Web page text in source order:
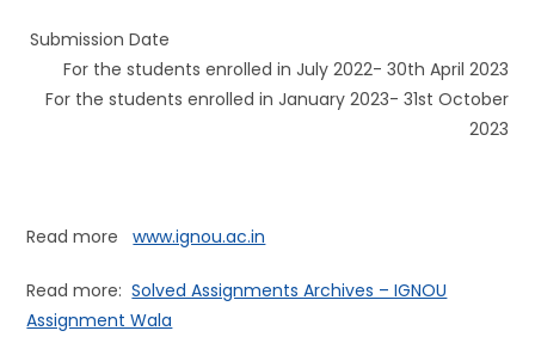
Submission Date
For the students enrolled in July 2022- 30th April 2023
For the students enrolled in January 2023- 31st October
2023
Read morewww.ignou.ac.in
Read more:Solved Assignments Archives – IGNOU
Assignment Wala